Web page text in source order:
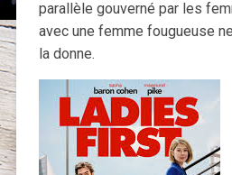
parallèle gouverné par les
avec une femme fougueuse
la donne.